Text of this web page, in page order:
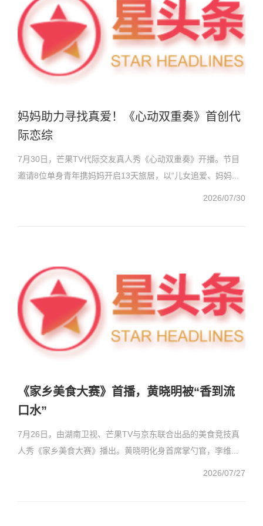
妈妈助力寻找真爱！《心动双重奏》首创代
际恋综
7月30日，芒果TV代际交友真人秀《心动双重奏》开播。节目
邀请8位单身青年携妈妈开启13天旅居，以“儿女追爱、妈妈...
2026/07/30
《家乡美食大赛》首播，黄晓明被“香到流
口水”
7月26日，由湖南卫视、芒果TV与京东联合出品的美食竞技真
人秀《家乡美食大赛》播出。黄晓明化身首席掌勺官，李维...
2026/07/27